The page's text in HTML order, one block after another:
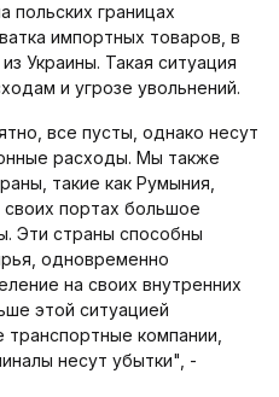
польских границах
импортных товаров, в
Украины. Такая ситуация
и угрозе увольнений.
все пусты, однако несут
расходы. Мы также
такие как Румыния,
портах большое
Эти страны способны
одновременно
на своих внутренних
этой ситуацией
компании,
несут убытки", -